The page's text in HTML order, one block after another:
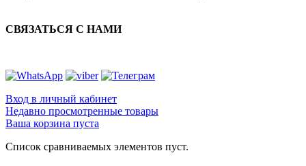
СВЯЗАТЬСЯ С НАМИ
Вход в личный кабинет
Недавно просмотренные товары
Ваша корзина пуста
Список сравниваемых элементов пуст.